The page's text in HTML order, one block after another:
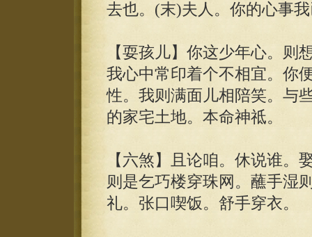
去也。(末)夫人。你的心事
【耍孩儿】你这少年心。则
我心中常印着个不相宜。你
性。我则满面儿相陪笑。与
的家宅土地。本命神祗。
【六煞】且论咱。休说谁。
则是乞巧楼穿珠网。蘸手湿
礼。张口喫饭。舒手穿衣。